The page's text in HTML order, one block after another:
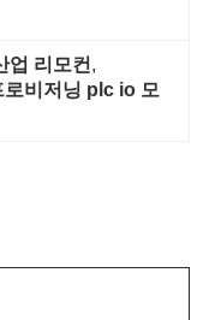
업 리모컨 ,
로비저닝 plc io 모